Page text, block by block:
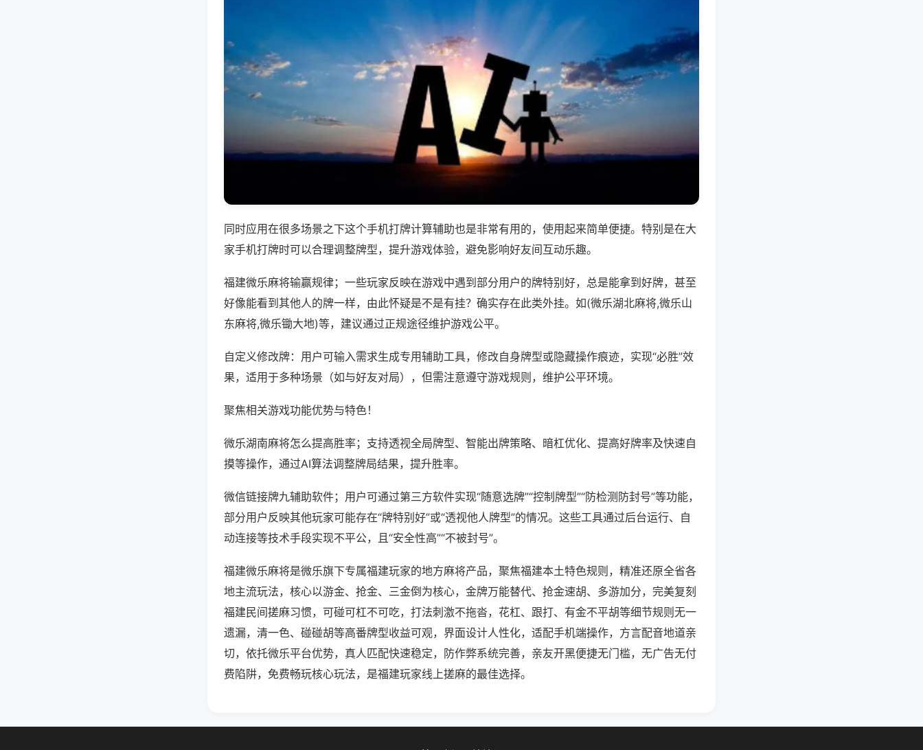
同时应用在很多场景之下这个手机打牌计算辅助也是非常有用的，使用起来简单便捷。特别是在大
家手机打牌时可以合理调整牌型，提升游戏体验，避免影响好友间互动乐趣。
福建微乐麻将输赢规律；一些玩家反映在游戏中遇到部分用户的牌特别好，总是能拿到好牌，甚至
好像能看到其他人的牌一样，由此怀疑是不是有挂？确实存在此类外挂。如(微乐湖北麻将,微乐山
东麻将,微乐锄大地)等，建议通过正规途径维护游戏公平。
自定义修改牌：用户可输入需求生成专用辅助工具，修改自身牌型或隐藏操作痕迹，实现“必胜”效
果，适用于多种场景（如与好友对局），但需注意遵守游戏规则，维护公平环境。
聚焦相关游戏功能优势与特色！
微乐湖南麻将怎么提高胜率；支持透视全局牌型、智能出牌策略、暗杠优化、提高好牌率及快速自
摸等操作，通过AI算法调整牌局结果，提升胜率。
微信链接牌九辅助软件；用户可通过第三方软件实现“随意选牌”“控制牌型”“防检测防封号”等功能，
部分用户反映其他玩家可能存在“牌特别好”或“透视他人牌型”的情况。这些工具通过后台运行、自
动连接等技术手段实现不平公，且“安全性高”“不被封号”。
福建微乐麻将是微乐旗下专属福建玩家的地方麻将产品，聚焦福建本土特色规则，精准还原全省各
地主流玩法，核心以游金、抢金、三金倒为核心，金牌万能替代、抢金速胡、多游加分，完美复刻
福建民间搓麻习惯，可碰可杠不可吃，打法刺激不拖沓，花杠、跟打、有金不平胡等细节规则无一
遗漏，清一色、碰碰胡等高番牌型收益可观，界面设计人性化，适配手机端操作，方言配音地道亲
切，依托微乐平台优势，真人匹配快速稳定，防作弊系统完善，亲友开黑便捷无门槛，无广告无付
费陷阱，免费畅玩核心玩法，是福建玩家线上搓麻的最佳选择。